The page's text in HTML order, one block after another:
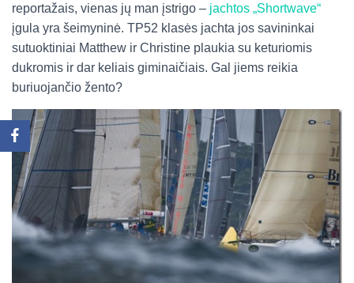
reportažais, vienas jų man įstrigo – jachtos „Shortwave“
įgula yra šeimyninė. TP52 klasės jachta jos savininkai
sutuoktiniai Matthew ir Christine plaukia su keturiomis
dukromis ir dar keliais giminaičiais. Gal jiems reikia
buriuojančio žento?